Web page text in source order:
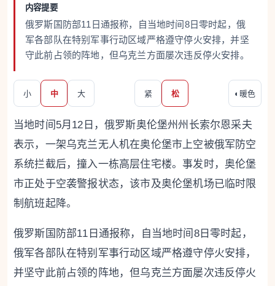
内容提要
俄罗斯国防部11日通报称，自当地时间8日零时起，俄
军各部队在特别军事行动区域严格遵守停火安排，并坚
守此前占领的阵地，但乌克兰方面屡次违反停火安排。
小 中 大 紧 松 ◐ 暖色
当地时间5月12日，俄罗斯奥伦堡州州长索尔恩采夫
表示，一架乌克兰无人机在奥伦堡市上空被俄军防空
系统拦截后，撞入一栋高层住宅楼。事发时，奥伦堡
市正处于空袭警报状态，该市及奥伦堡机场已临时限
制航班起降。
俄罗斯国防部11日通报称，自当地时间8日零时起，
俄军各部队在特别军事行动区域严格遵守停火安排，
并坚守此前占领的阵地，但乌克兰方面屡次违反停火